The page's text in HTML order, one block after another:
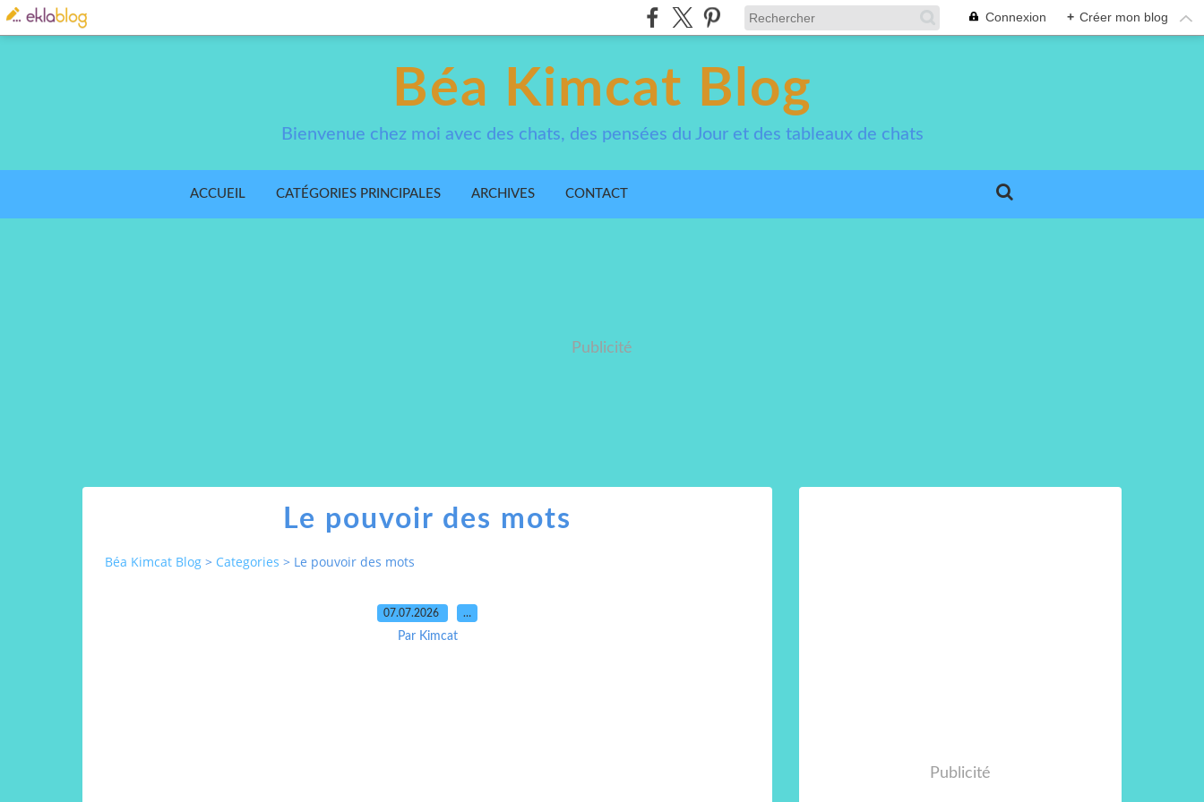
Connexion + Créer mon blog
Béa Kimcat Blog
Bienvenue chez moi avec des chats, des pensées du Jour et des tableaux de chats
ACCUEIL CATÉGORIES PRINCIPALES ARCHIVES CONTACT
Publicité
Le pouvoir des mots
Béa Kimcat Blog > Categories > Le pouvoir des mots
07.07.2026 …
Par Kimcat
Publicité